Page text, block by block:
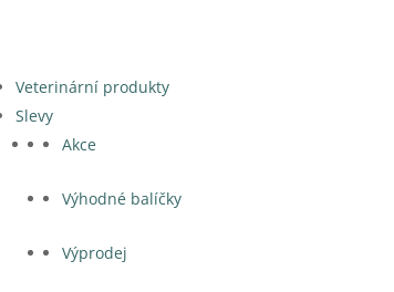
Veterinární produkty
Slevy
Akce
Výhodné balíčky
Výprodej